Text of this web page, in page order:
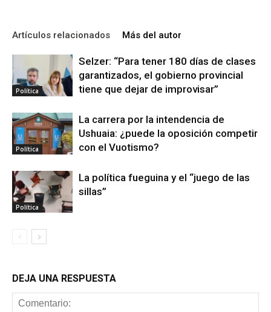
Artículos relacionados Más del autor
Política
Selzer: “Para tener 180 días de clases
garantizados, el gobierno provincial
tiene que dejar de improvisar”
Política
La carrera por la intendencia de
Ushuaia: ¿puede la oposición competir
con el Vuotismo?
Política
La política fueguina y el “juego de las
sillas”
DEJA UNA RESPUESTA